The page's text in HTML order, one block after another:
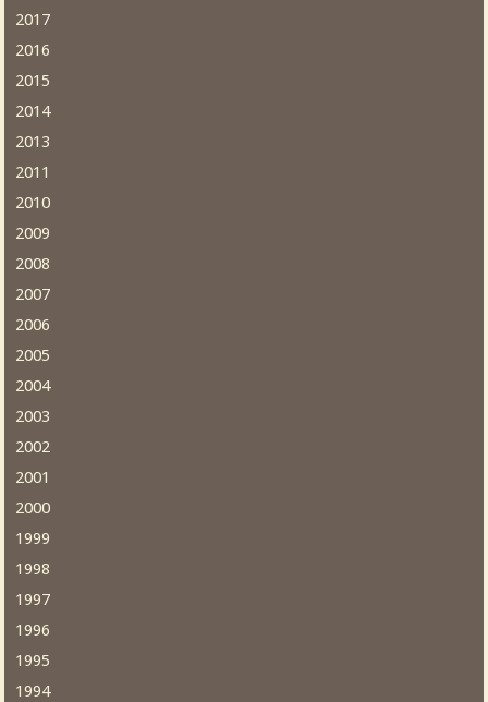
2017
2016
2015
2014
2013
2011
2010
2009
2008
2007
2006
2005
2004
2003
2002
2001
2000
1999
1998
1997
1996
1995
1994